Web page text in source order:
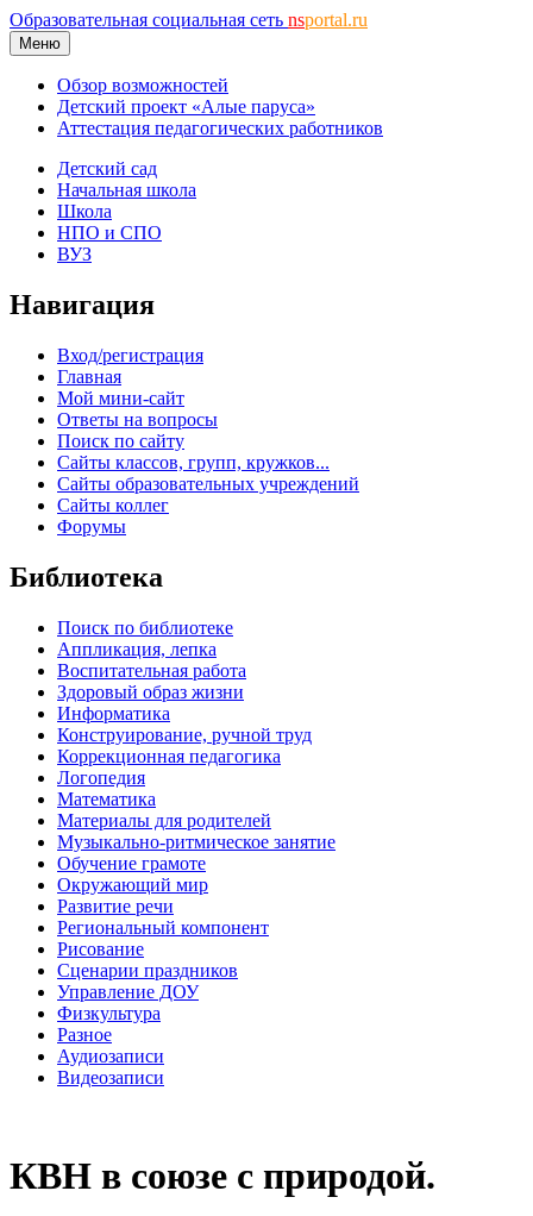
Образовательная социальная сеть nsportal.ru
Меню
Обзор возможностей
Детский проект «Алые паруса»
Аттестация педагогических работников
Детский сад
Начальная школа
Школа
НПО и СПО
ВУЗ
Навигация
Вход/регистрация
Главная
Мой мини-сайт
Ответы на вопросы
Поиск по сайту
Сайты классов, групп, кружков...
Сайты образовательных учреждений
Сайты коллег
Форумы
Библиотека
Поиск по библиотеке
Аппликация, лепка
Воспитательная работа
Здоровый образ жизни
Информатика
Конструирование, ручной труд
Коррекционная педагогика
Логопедия
Математика
Материалы для родителей
Музыкально-ритмическое занятие
Обучение грамоте
Окружающий мир
Развитие речи
Региональный компонент
Рисование
Сценарии праздников
Управление ДОУ
Физкультура
Разное
Аудиозаписи
Видеозаписи
КВН в союзе с природой.